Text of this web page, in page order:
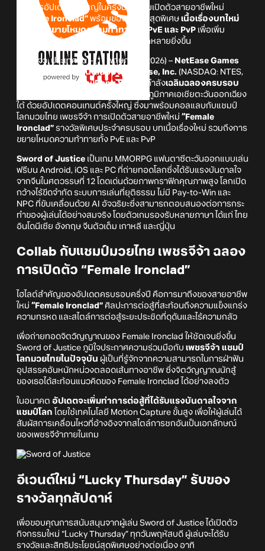
โดยการอัปเดตครั้งใหญ่ในครั้งนี้ เตรียมเปิดตัวสายอาชีพใหม่
“Female Ironclad” พร้อมของรางวัลสุดพิเศษ เนื้อเรื่องบทใหม่
และการขยายโหมดความท้าทายทั้ง PvE และ PvP เพื่อเพิ่ม
ประสบการณ์การเล่นที่เข้มข้นและหลากหลายยิ่งขึ้น
กว่างโจว, ประเทศจีน – (11 พฤษภาคม 2026) – NetEase Games
หน่วยธุรกิจเกมออนไลน์ของ NetEase, Inc. (NASDAQ: NTES,
HKEX: 9999) และ
ZhuRong Studio กำลังเฉลิมฉลองครบรอบ
ในภูมิภาคเอเชียตะวันออกเฉียง
ใต้ ด้วยอัปเดตคอนเทนต์ครั้งใหญ่ ซึ่งมาพร้อมคอลแลบกับแชมป์
โลกมวยไทย เพชรจีจ้า การเปิดตัวสายอาชีพใหม่ “Female
Ironclad” รางวัลพิเศษประจำครบรอบ บทเนื้อเรื่องใหม่ รวมถึงการ
ขยายโหมดความท้าทายทั้ง PvE และ PvP
Sword of Justice เป็นเกม MMORPG แฟนตาซีตะวันออกแบบเล่น
ฟรีบน Android, iOS และ PC ที่ถ่ายทอดโลกซึ่งได้รับแรงบันดาลใจ
จากจีนในศตวรรษที่ 12 โดดเด่นด้วยภาพกราฟิกคุณภาพสูง โลกเปิด
กว้างไร้ขีดจำกัด ระบบการเล่นที่ยุติธรรม ไม่มี Pay-to-Win และ
NPC ที่ขับเคลื่อนด้วย AI อัจฉริยะซึ่งสามารถตอบสนองต่อการกระ
ทำของผู้เล่นได้อย่างสมจริง โดยตัวเกมรองรับหลายภาษา ได้แก่ ไทย
อินโดนีเซีย อังกฤษ จีนตัวเต็ม เกาหลี และญี่ปุ่น
Collab กับแชมป์มวยไทย เพชรจีจ้า ฉลอง
การเปิดตัว “Female Ironclad”
ไฮไลต์สำคัญของอัปเดตครบรอบครึ่งปี คือการมาถึงของสายอาชีพ
ใหม่ “Female Ironclad” ศิลปะการต่อสู้ที่สะท้อนถึงความแข็งแกร่ง
ความทรหด และสไตล์การต่อสู้ระยะประชิดที่ดุดันและไร้ความกลัว
เพื่อถ่ายทอดจิตวิญญาณของ Female Ironclad ให้ชัดเจนยิ่งขึ้น
Sword of Justice ภูมิใจประกาศความร่วมมือกับ เพชรจีจ้า แชมป์
โลกมวยไทยในปัจจุบัน ผู้เป็นที่รู้จักจากความสามารถในการฝ่าฟัน
อุปสรรคอันหนักหน่วงตลอดเส้นทางอาชีพ ซึ่งจิตวิญญาณนักสู้
ของเธอได้สะท้อนแนวคิดของ Female Ironclad ได้อย่างลงตัว
ในอนาคต อัปเดตจะเพิ่มท่าการต่อสู้ที่ได้รับแรงบันดาลใจจาก
แชมป์โลก โดยใช้เทคโนโลยี Motion Capture ขั้นสูง เพื่อให้ผู้เล่นได้
สัมผัสการเคลื่อนไหวที่อ้างอิงจากสไตล์การชกอันเป็นเอกลักษณ์
ของเพชรจีจ้าภายในเกม
อีเวนต์ใหม่ “Lucky Thursday” รับของ
รางวัลทุกสัปดาห์
เพื่อขอบคุณการสนับสนุนจากผู้เล่น Sword of Justice ได้เปิดตัว
กิจกรรมใหม่ “Lucky Thursday” ทุกวันพฤหัสบดี ผู้เล่นจะได้รับ
รางวัลและสิทธิประโยชน์สุดพิเศษอย่างต่อเนื่อง อาทิ